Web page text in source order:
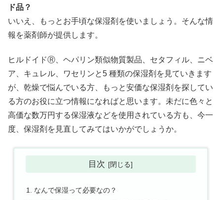
ド品？
いいえ、もっとお手頃な保湿剤を使いましょう。そんな情
報を薬剤師が提供します。
ヒルドイドⓇ、ヘパリン類似物質製品、セタフィル、ニベ
ア、キュレル、ワセリンと5 種類の保湿剤を見ていきます
が、乾燥で悩んでいる方、もっと安価な保湿剤を探してい
る方のお役に立つ情報になればと思います。未だに色々と
高価な数万円する保湿液などを使用されている方も、今一
度、保湿剤を見直してみてはいかがでしょうか。
目次
なんで保湿って必要なの？